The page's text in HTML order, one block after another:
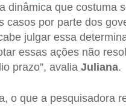
dinâmica que costuma
casos por parte dos
julgar essa
essas ações não
prazo”, avalia Juliana.
o que a pesquisadora